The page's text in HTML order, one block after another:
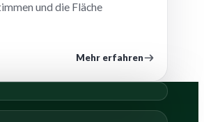
und die Fläche
Mehr erfahren